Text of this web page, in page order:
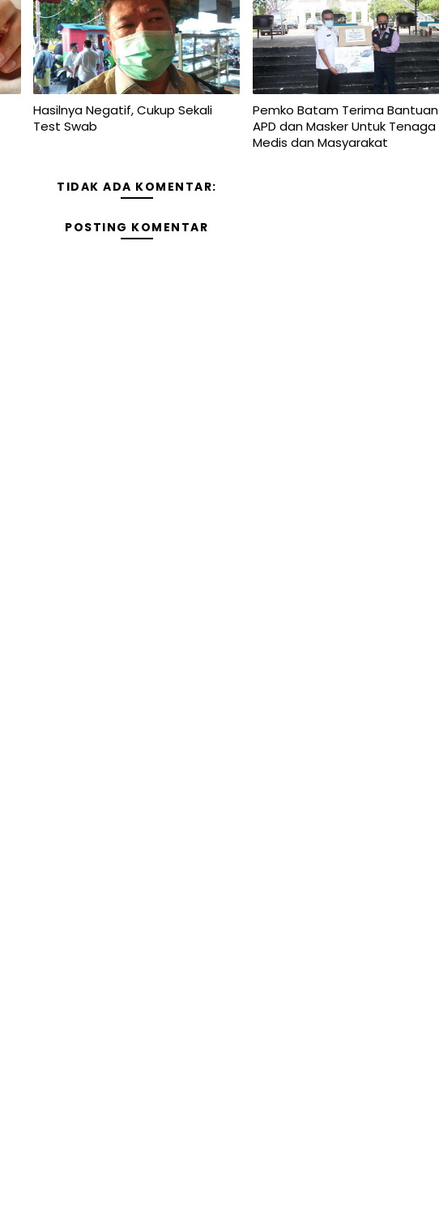
Hasilnya Negatif, Cukup Sekali
Test Swab
Pemko Batam Terima Bantuan
APD dan Masker Untuk Tenaga
Medis dan Masyarakat
TIDAK ADA KOMENTAR:
POSTING KOMENTAR